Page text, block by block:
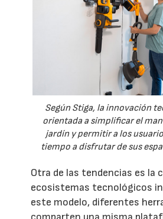
Según Stiga, la innovación
orientada a simplificar el
jardín y permitir a los
tiempo a disfrutar de sus
Otra de las tendencias es la
ecosistemas tecnológicos
este modelo, diferentes